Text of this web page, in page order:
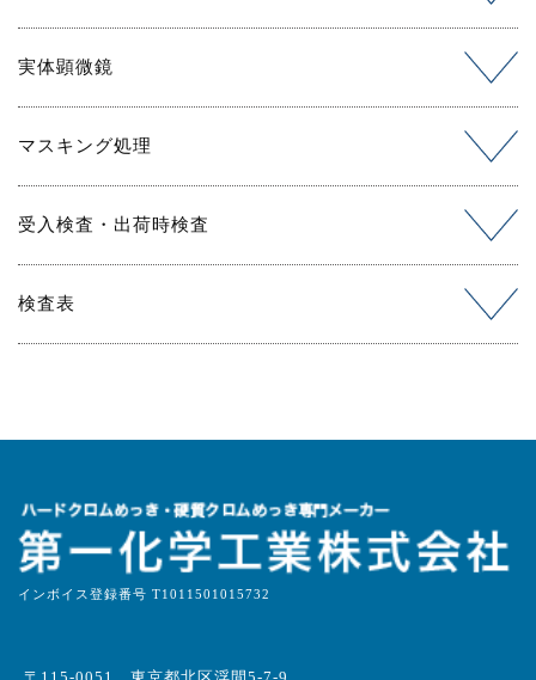
実体顕微鏡
マスキング処理
受入検査・出荷時検査
検査表
インボイス登録番号 T1011501015732